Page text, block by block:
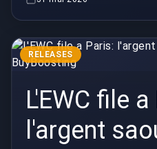
RELEASES
L'EWC file
l'argent